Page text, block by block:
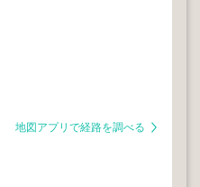
地図アプリで経路を調べる